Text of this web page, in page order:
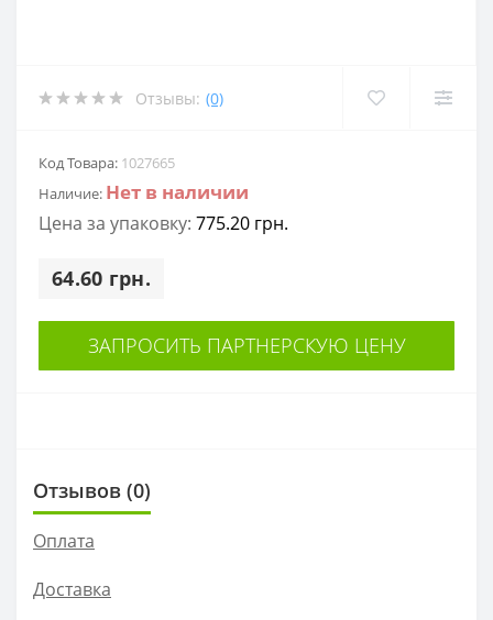
Отзывы: (0)
Код Товара: 1027665
Наличие: Нет в наличии
Цена за упаковку: 775.20 грн.
64.60 грн.
ЗАПРОСИТЬ ПАРТНЕРСКУЮ ЦЕНУ
Отзывов (0)
Оплата
Доставка